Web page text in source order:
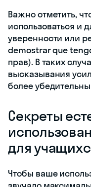
Важно отметить,
использоваться и
уверенности или
demostrar que
прав). В таких
высказывания
более
Секреты
для
Чтобы ваше